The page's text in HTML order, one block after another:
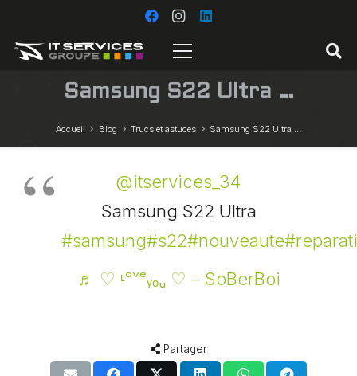
Samsung S22 Ultra …
Accueil Blog Trucs et astuces Samsung S22 Ultra …
@itservices_34
Samsung S22 Ultra
#samsung#s22#nouveaute
♬ ♡ ᶫᵒᵛᵉᵧₒᵤ ♡ – SoBerBoi
Partager